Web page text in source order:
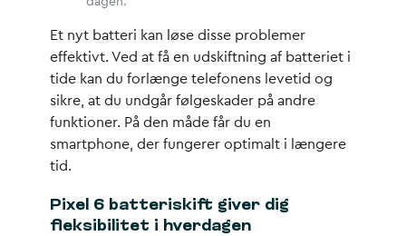
Et nyt batteri kan løse disse problemer
effektivt. Ved at få en udskiftning af batteriet i
tide kan du forlænge telefonens levetid og
sikre, at du undgår følgeskader på andre
funktioner. På den måde får du en
smartphone, der fungerer optimalt i længere
tid.
Pixel 6 batteriskift giver dig
fleksibilitet i hverdagen